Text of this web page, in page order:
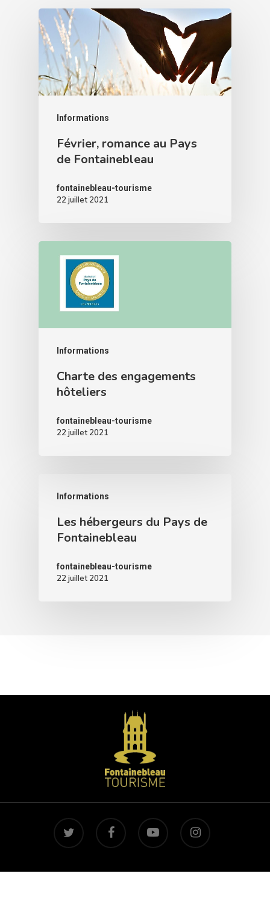
Informations
Février, romance au Pays
de Fontainebleau
fontainebleau-tourisme
22 juillet 2021
Informations
Charte des engagements
hôteliers
fontainebleau-tourisme
22 juillet 2021
Informations
Les hébergeurs du Pays de
Fontainebleau
fontainebleau-tourisme
22 juillet 2021
twitter facebook youtube instagram